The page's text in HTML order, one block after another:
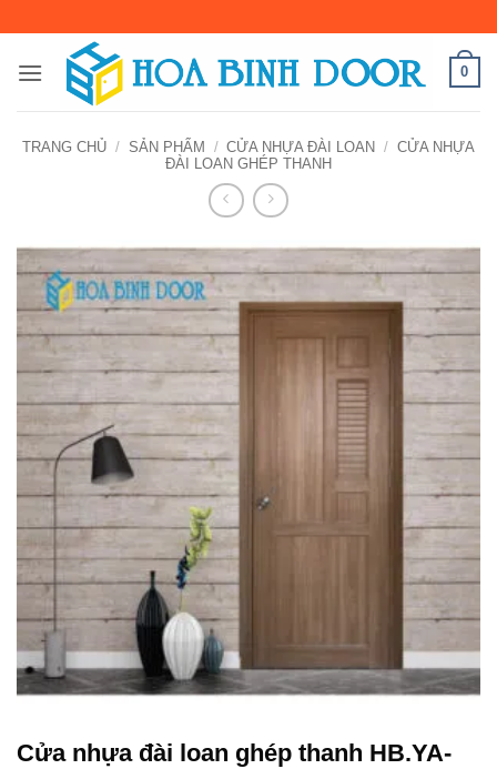
nội
0
TRANG CHỦ / SẢN PHẨM / CỬA NHỰA ĐÀI LOAN / CỬA NHỰA
ĐÀI LOAN GHÉP THANH
Cửa nhựa đài loan ghép thanh HB.YA-